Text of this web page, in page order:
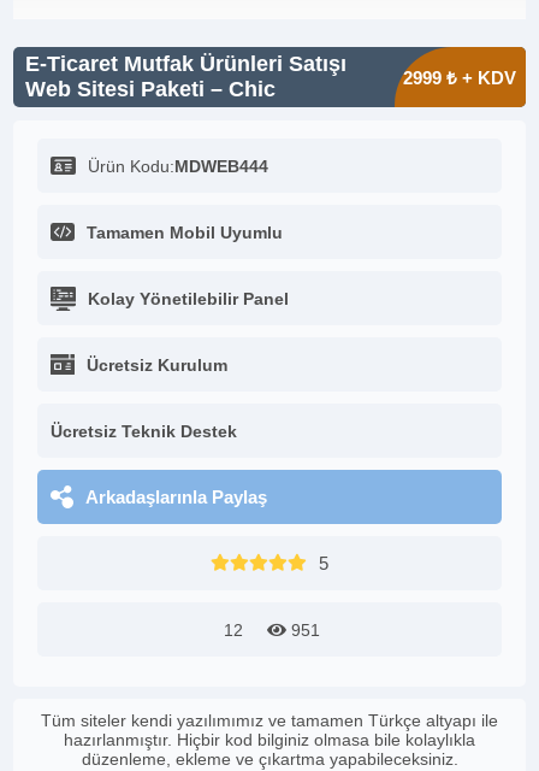
E-Ticaret Mutfak Ürünleri Satışı
Web Sitesi Paketi – Chic
2999 ₺ + KDV
Ürün Kodu:MDWEB444
Tamamen Mobil Uyumlu
Kolay Yönetilebilir Panel
Ücretsiz Kurulum
Ücretsiz Teknik Destek
Arkadaşlarınla Paylaş
5
12 951
Tüm siteler kendi yazılımımız ve tamamen Türkçe altyapı ile
hazırlanmıştır. Hiçbir kod bilginiz olmasa bile kolaylıkla
düzenleme, ekleme ve çıkartma yapabileceksiniz.